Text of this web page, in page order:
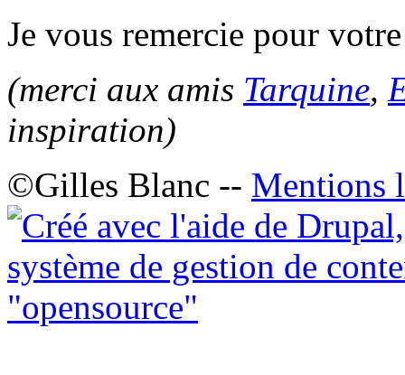
Je vous remercie pour
(merci aux amis Tarquine,
inspiration)
©Gilles Blanc -- Mentions